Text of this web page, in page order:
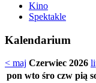
Kino
Spektakle
Kalendarium
< maj Czerwiec 2026
pon wto śro czw pią